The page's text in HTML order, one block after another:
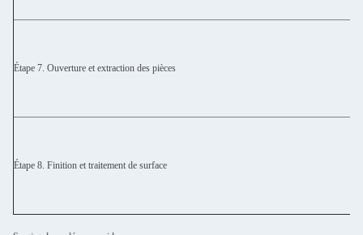
Étape 7. Ouverture et extraction des pièces
Étape 8. Finition et traitement de surface